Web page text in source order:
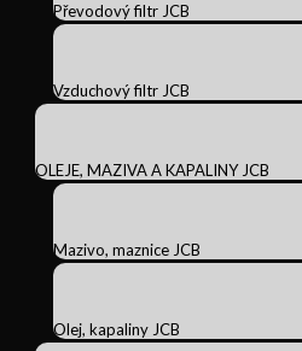
Převodový filtr JCB
Vzduchový filtr JCB
OLEJE, MAZIVA A KAPALINY JCB
Mazivo, maznice JCB
Olej, kapaliny JCB